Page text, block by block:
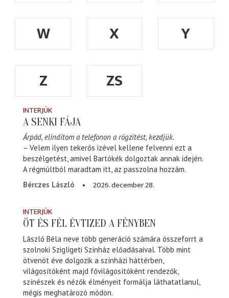
W
X
Y
Z
ZS
INTERJÚK
A SENKI FÁJA
Árpád, elindítom a telefonon a rögzítést, kezdjük.
– Velem ilyen tekerős izével kellene felvenni ezt a
beszélgetést, amivel Bartókék dolgoztak annak idején.
A régmúltból maradtam itt, az passzolna hozzám.
Bérczes László
2026. december 28.
INTERJÚK
ÖT ÉS FÉL ÉVTIZED A FÉNYBEN
László Béla neve több generáció számára összeforrt a
szolnoki Szigligeti Színház előadásaival. Több mint
ötvenöt éve dolgozik a színházi háttérben,
világosítóként majd fővilágosítóként rendezők,
színészek és nézők élményeit formálja láthatatlanul,
mégis meghatározó módon.